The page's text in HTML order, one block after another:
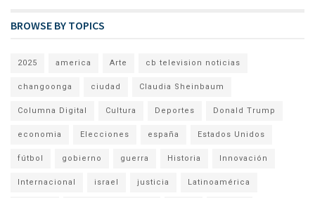
BROWSE BY TOPICS
2025 america Arte cb television noticias
changoonga ciudad Claudia Sheinbaum
Columna Digital Cultura Deportes Donald Trump
economia Elecciones españa Estados Unidos
fútbol gobierno guerra Historia Innovación
Internacional israel justicia Latinoamérica